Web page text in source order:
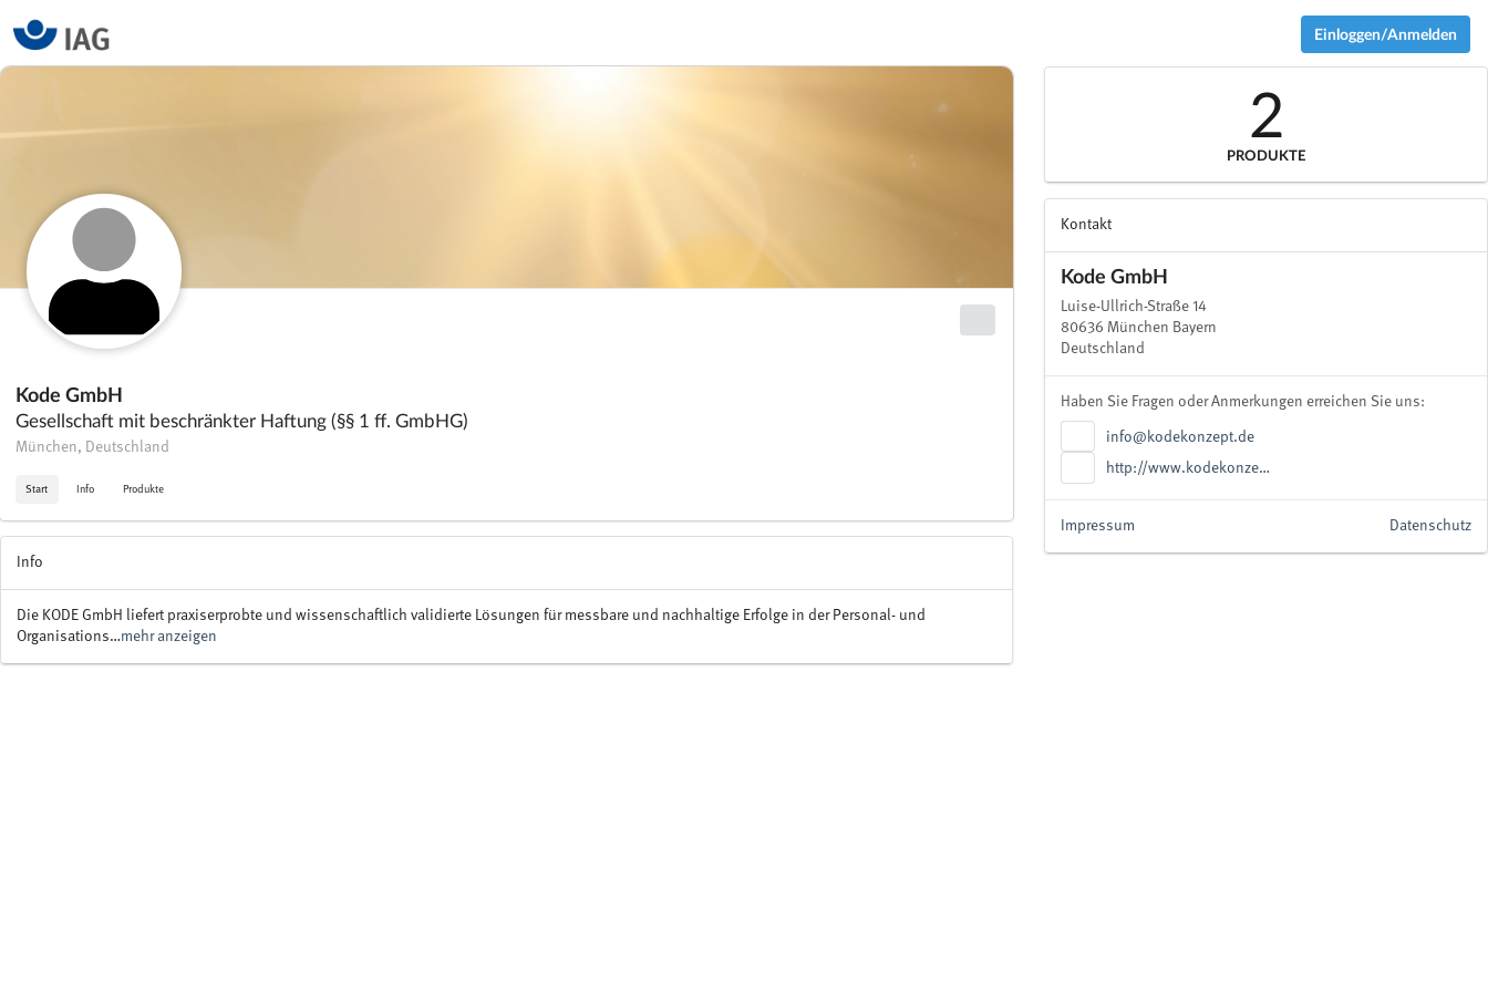
Einloggen/Anmelden
Kode GmbH
Gesellschaft mit beschränkter Haftung (§§ 1 ff. GmbHG)
München, Deutschland
Start Info Produkte
Info
Die KODE GmbH liefert praxiserprobte und wissenschaftlich validierte Lösungen für messbare und nachhaltige Erfolge in der Personal- und
Organisations…mehr anzeigen
2
PRODUKTE
Kontakt
Kode GmbH
Luise-Ullrich-Straße 14
80636 München Bayern
Deutschland
Haben Sie Fragen oder Anmerkungen erreichen Sie uns:
info@kodekonzept.de
http://www.kodekonze…
Datenschutz
Impressum